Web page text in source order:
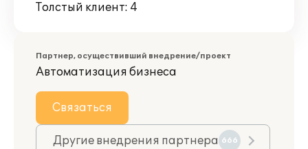
Толстый клиент: 4
Партнер, осуществивший внедрение/проект
Автоматизация бизнеса
Связаться
Другие внедрения партнера 666